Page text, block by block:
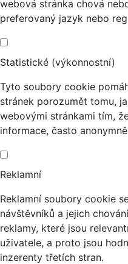
webová stránka chová
preferovaný jazyk nebo
Statistické (výkonnostní)
Tyto soubory cookie
stránek porozumět tomu,
webovými stránkami tím,
informace, často
Reklamní
Reklamní soubory cookie
návštěvníků a jejich
reklamy, které jsou
uživatele, a proto jsou
inzerenty třetích stran.